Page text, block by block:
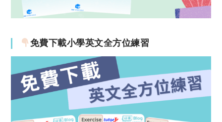
免費下載小學英文全方位練習